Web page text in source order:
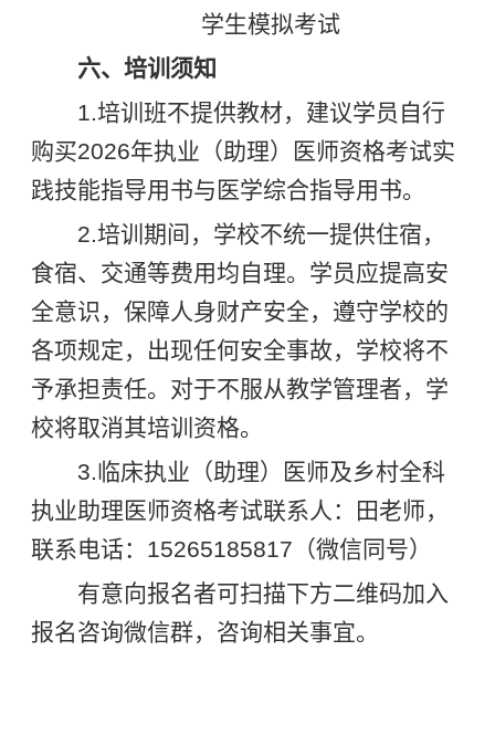
学生模拟考试
六、培训须知
1.培训班不提供教材，建议学员自行
购买2026年执业（助理）医师资格考试实
践技能指导用书与医学综合指导用书。
2.培训期间，学校不统一提供住宿，
食宿、交通等费用均自理。学员应提高安
全意识，保障人身财产安全，遵守学校的
各项规定，出现任何安全事故，学校将不
予承担责任。对于不服从教学管理者，学
校将取消其培训资格。
3.临床执业（助理）医师及乡村全科
执业助理医师资格考试联系人：田老师，
联系电话：15265185817（微信同号）
有意向报名者可扫描下方二维码加入
报名咨询微信群，咨询相关事宜。